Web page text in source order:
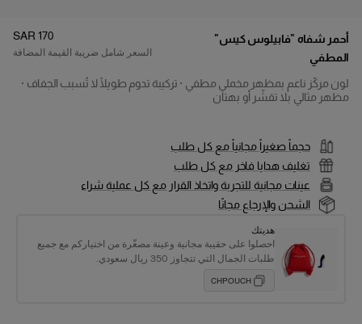
أحمر شفاه "فابيلوس كيس"
المطفي
السعر:
SAR 170
السعر شامل ضريبة القيمة المضافة
تفاصيل المنتج
لون مركّز ناعم بمظهر مخملي مطفي · تركيبة تدوم طويلًا لا تُسبب الجفاف ·
مظهر مثالي بلا تقشّر أو بهتان
حجماً صغيراً مجانياً مع كل طلب
تغليف هدايا فاخر مع كل طلب
عينات مجانية للتجربة واتخاذ القرار مع كل عملية شراء
الشحن والإرجاع مجانًا
هديتك
احصلوا على حقيبة مجانية وعينة مصغّرة من اختياركم مع جميع
طلبات الجمال التي تتجاوز 350 ريال سعودي.
CHPOUCH